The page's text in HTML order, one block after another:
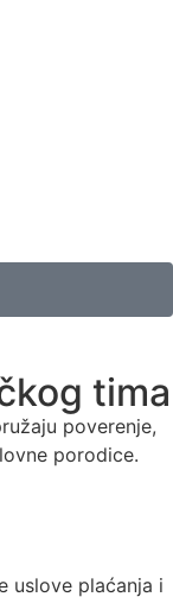
tima
poverenje,
porodice.
uslove plaćanja i